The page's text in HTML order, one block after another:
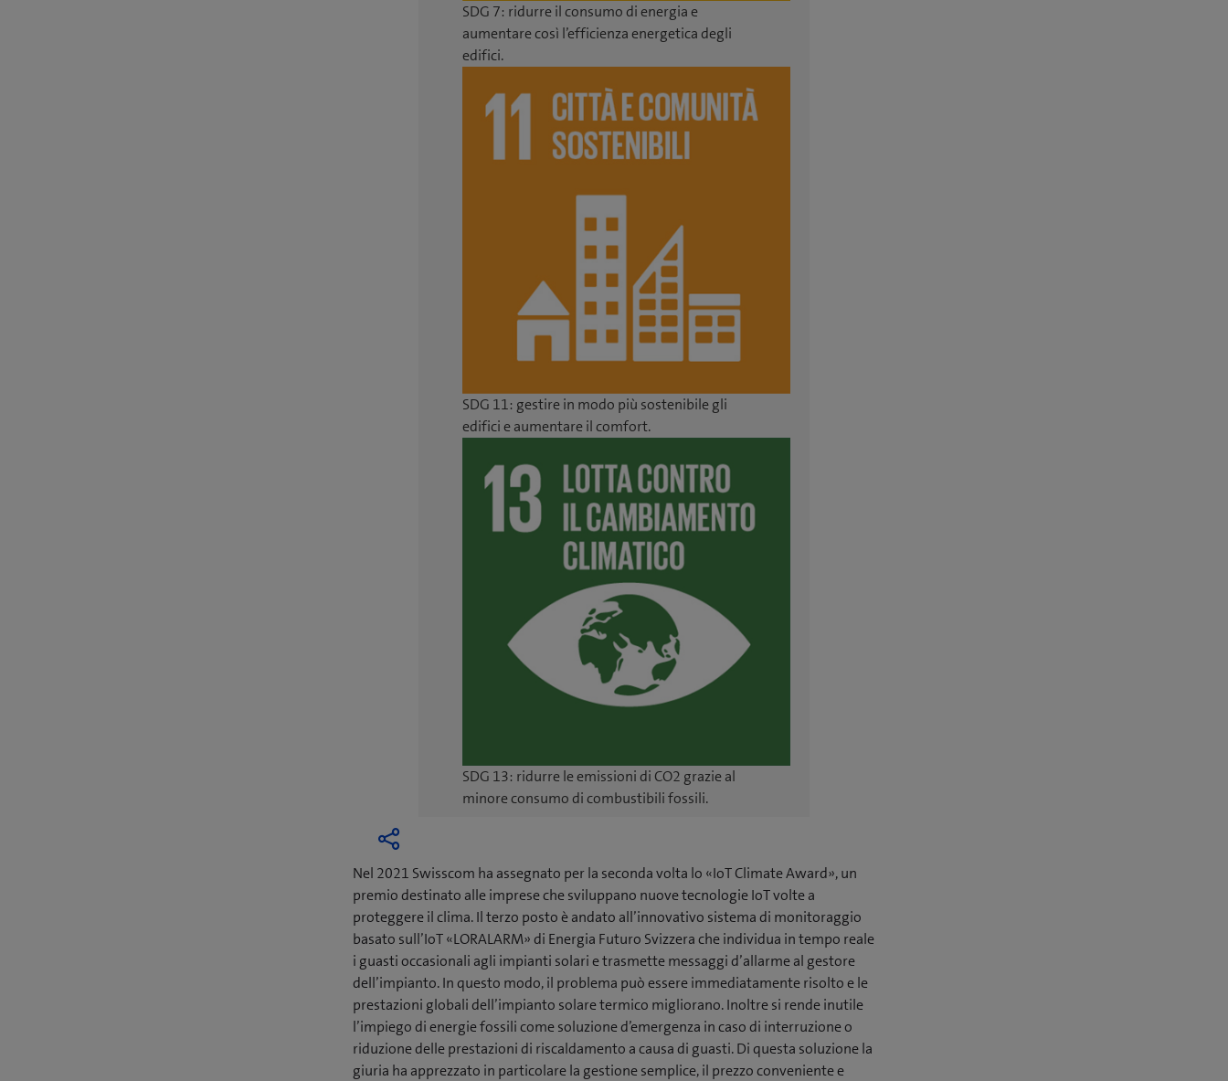
SDG 7: ridurre il consumo di energia e
aumentare così l’efficienza energetica degli
edifici.
SDG 11: gestire in modo più sostenibile gli
edifici e aumentare il comfort.
SDG 13: ridurre le emissioni di CO2 grazie al
minore consumo di combustibili fossili.
Nel 2021 Swisscom ha assegnato per la seconda volta lo «IoT Climate Award», un
premio destinato alle imprese che sviluppano nuove tecnologie IoT volte a
proteggere il clima. Il terzo posto è andato all’innovativo sistema di monitoraggio
basato sull’IoT «LORALARM» di Energia Futuro Svizzera che individua in tempo reale
i guasti occasionali agli impianti solari e trasmette messaggi d’allarme al gestore
dell’impianto. In questo modo, il problema può essere immediatamente risolto e le
prestazioni globali dell’impianto solare termico migliorano. Inoltre si rende inutile
l’impiego di energie fossili come soluzione d’emergenza in caso di interruzione o
riduzione delle prestazioni di riscaldamento a causa di guasti. Di questa soluzione la
giuria ha apprezzato in particolare la gestione semplice, il prezzo conveniente e